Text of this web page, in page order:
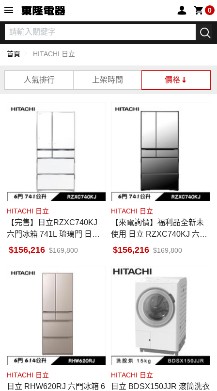
0
首頁 HITACHI 日立
人氣排行 上架時間 價格
HITACHI 日立
【完售】日立RZXC740KJ
六門冰箱 741L 琉璃門 日製
琉璃白 一級省電 觸控式自動
156,216 169,800
HITACHI 日立
【來電詢價】福利品全新未
使用 日立 RZXC740KJ 六門
冰箱 741L 琉璃門 日製 琉璃
門
156,216 169,800
HITACHI 日立
日立 RHW620RJ 六門冰箱 6
HITACHI 日立
日立 BDSX150JJR 滾筒洗衣